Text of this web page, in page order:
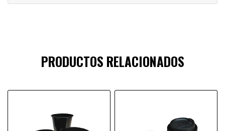
PRODUCTOS RELACIONADOS